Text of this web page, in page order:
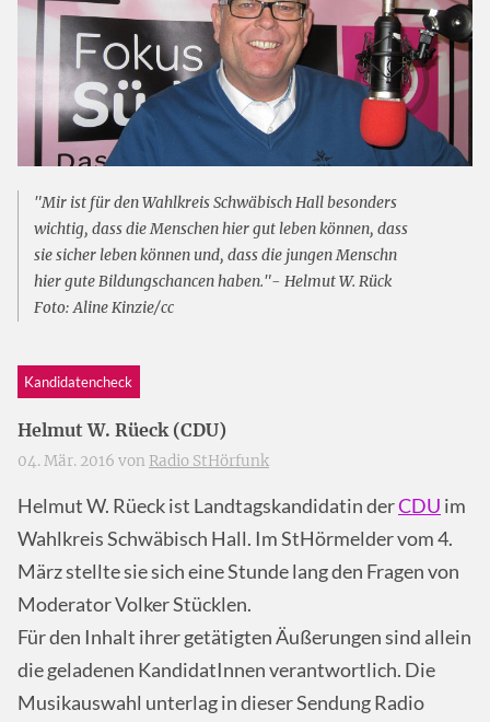
"Mir ist für den Wahlkreis Schwäbisch Hall besonders
wichtig, dass die Menschen hier gut leben können, dass
sie sicher leben können und, dass die jungen Menschn
hier gute Bildungschancen haben."- Helmut W. Rück
Foto: Aline Kinzie/cc
Kandidatencheck
Helmut W. Rüeck (CDU)
04. Mär. 2016 von Radio StHörfunk
Helmut W. Rüeck ist Landtagskandidatin derCDU im
Wahlkreis Schwäbisch Hall. Im StHörmelder vom 4.
März stellte sie sich eine Stunde lang den Fragen von
Moderator Volker Stücklen.
Für den Inhalt ihrer getätigten Äußerungen sind allein
die geladenen KandidatInnen verantwortlich. Die
Musikauswahl unterlag in dieser Sendung Radio